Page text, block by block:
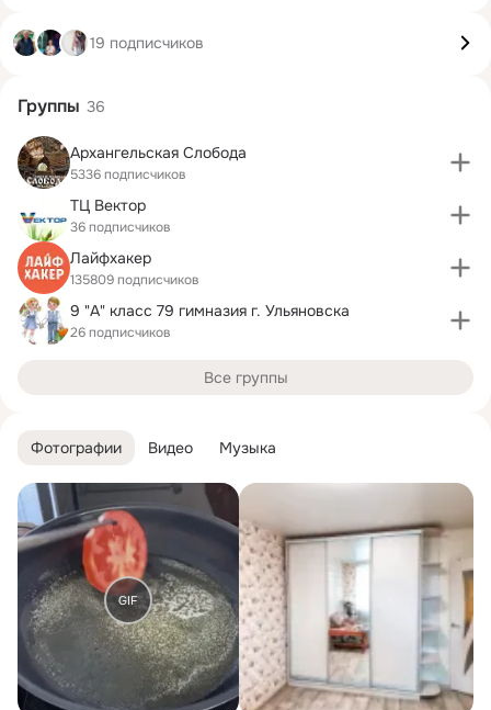
Фотографии Видео Музыка
GIF
19 подписчиков
Группы 36
Архангельская Слобода
5336 подписчиков
ТЦ Вектор
36 подписчиков
Лайфхакер
135809 подписчиков
9 "А" класс 79 гимназия г. Ульяновска
26 подписчиков
Все группы